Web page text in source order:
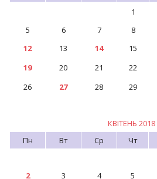
1
5
6 7 8
12
13 14 15
19
20 21 22
26
27 28 29
КВІТЕНЬ 2018
Пн
Вт Ср Чт
2
3 4 5